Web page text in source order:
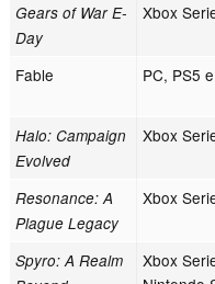
Gears of War E-
Day
Xbox
Fable
PC, PS5
Halo: Campaign
Evolved
Xbox
Resonance: A
Plague Legacy
Xbox
Spyro: A Realm
Xbox